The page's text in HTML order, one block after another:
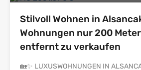
Stilvoll Wohnen in
Wohnungen nur 200
entfernt zu verkaufen
🏡✨ LUXUSWOHNUNGEN IN